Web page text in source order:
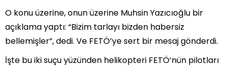
O konu üzerine, onun üzerine Muhsin Yazıcıoğlu bir
açıklama yaptı: “Bizim tarlayı bizden habersiz
bellemişler”, dedi. Ve FETÖ’ye sert bir mesaj gönderdi.
İşte bu iki suçu yüzünden helikopteri FETÖ’nün pilotları